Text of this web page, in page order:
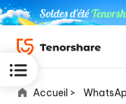
Accueil >